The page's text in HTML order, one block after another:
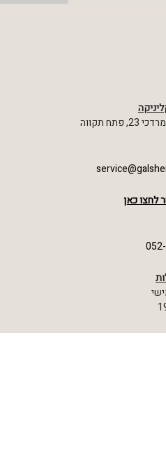
תקווה
לחצו כאן